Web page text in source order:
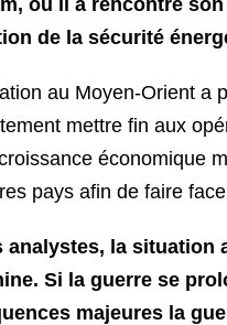
de la sécurité
au Moyen-Orient a
mettre fin aux
économique
pays afin de faire
analystes, la
Si la guerre se
majeures la